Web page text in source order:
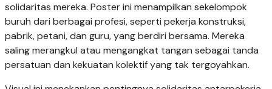
solidaritas mereka. Poster ini menampilkan sekelompok
buruh dari berbagai profesi, seperti pekerja konstruksi,
pabrik, petani, dan guru, yang berdiri bersama. Mereka
saling merangkul atau mengangkat tangan sebagai tanda
persatuan dan kekuatan kolektif yang tak tergoyahkan.